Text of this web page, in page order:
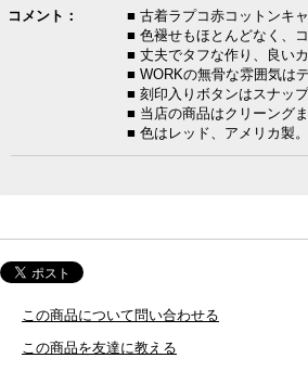
コメント：
■ 古着ラプコ赤コットンキ
■ 色褪せもほとんどなく、
■ 丈夫でタフな作り、良いカ
■ WORKの無骨な雰囲気は
■ 刻印入りボタンはスナップ
■ 当店の商品はクリーング
■ 色はレッド、アメリカ製。
この商品について問い合わせる
この商品を友達に教える